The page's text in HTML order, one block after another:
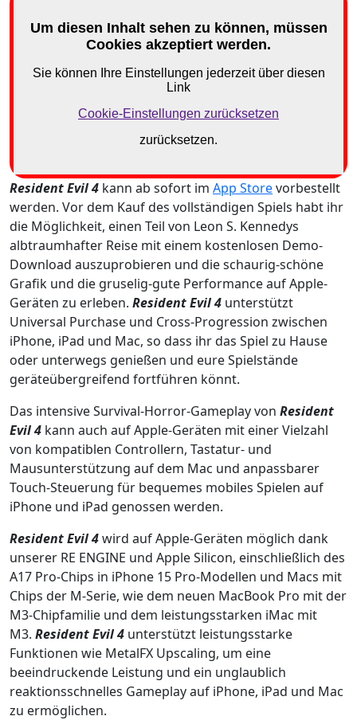
Resident Evil 4 kann ab sofort im App Storevorbestellt
werden. Vor dem Kauf des vollständigen Spiels habt ihr
die Möglichkeit, einen Teil von Leon S. Kennedys
albtraumhafter Reise mit einem kostenlosen Demo-
Download auszuprobieren und die schaurig-schöne
Grafik und die gruselig-gute Performance auf Apple-
Geräten zu erleben. Resident Evil 4 unterstützt
Universal Purchase und Cross-Progression zwischen
iPhone, iPad und Mac, so dass ihr das Spiel zu Hause
oder unterwegs genießen und eure Spielstände
geräteübergreifend fortführen könnt.
Das intensive Survival-Horror-Gameplay von Resident
Evil 4 kann auch auf Apple-Geräten mit einer Vielzahl
von kompatiblen Controllern, Tastatur- und
Mausunterstützung auf dem Mac und anpassbarer
Touch-Steuerung für bequemes mobiles Spielen auf
iPhone und iPad genossen werden.
Resident Evil 4wird auf Apple-Geräten möglich dank
unserer RE ENGINE und Apple Silicon, einschließlich des
A17 Pro-Chips in iPhone 15 Pro-Modellen und Macs mit
Chips der M-Serie, wie dem neuen MacBook Pro mit der
M3-Chipfamilie und dem leistungsstarken iMac mit
M3. Resident Evil 4 unterstützt leistungsstarke
Funktionen wie MetalFX Upscaling, um eine
beeindruckende Leistung und ein unglaublich
reaktionsschnelles Gameplay auf iPhone, iPad und Mac
zu ermöglichen.